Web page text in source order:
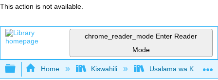
This action is not available.
chrome_reader_mode Enter Reader
Mode
Expand/collapse global hierarchy
Home Kiswahili Usalama wa Kazi